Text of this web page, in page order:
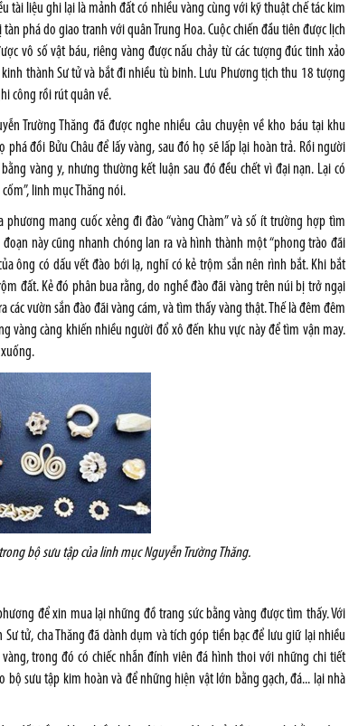
tài liệu ghi lại là mảnh đất có nhiều vàng cùng với kỹ thuật chế tác kim
phá do giao tranh với quân Trung Hoa. Cuộc chiến đầu tiên được lịch
vô số vật báu, riêng vàng được nấu chảy từ các tượng đúc tinh xảo
thành Sư tử và bắt đi nhiều tù binh. Lưu Phương tịch thu 18 tượng
công rồi rút quân về.
Trường Thăng đã được nghe nhiều câu chuyện về kho báu tại khu
phá đồi Bửu Châu để lấy vàng, sau đó họ sẽ lấp lại hoàn trả. Rồi người
vàng y, nhưng thường kết luận sau đó đều chết vì đại nạn. Lại có
linh mục Thăng nói.
mang cuốc xẻng đi đào “vàng Chàm” và số ít trường hợp tìm
này cũng nhanh chóng lan ra và hình thành một “phong trào đãi
ông có dấu vết đào bới lạ, nghĩ có kẻ trộm sắn nên rình bắt. Khi bắt
đất. Kẻ đó phân bua rằng, do nghề đào đãi vàng trên núi bị trở ngại
vườn sắn đào đãi vàng cám, và tìm thấy vàng thật. Thế là đêm đêm
vàng càng khiến nhiều người đổ xô đến khu vực này để tìm vận may.
bộ sưu tập của linh mục Nguyễn Trường Thăng.
để xin mua lại những đồ trang sức bằng vàng được tìm thấy. Với
tử, cha Thăng đã dành dụm và tích góp tiền bạc để lưu giữ lại nhiều
trong đó có chiếc nhẫn đính viên đá hình thoi với những chi tiết
sưu tập kim hoàn và để những hiện vật lớn bằng gạch, đá... lại nhà